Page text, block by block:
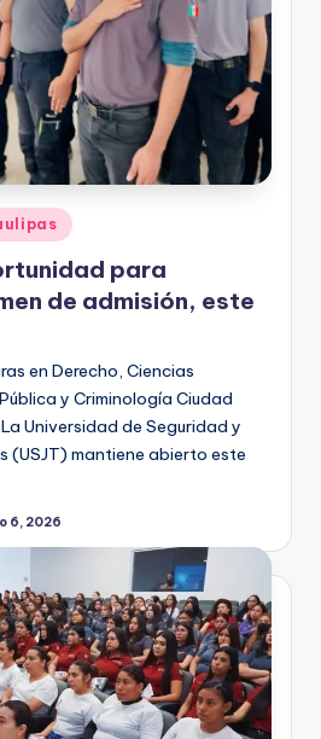
para
de admisión, este
en Derecho, Ciencias
y Criminología Ciudad
Universidad de Seguridad y
(USJT) mantiene abierto este
6, 2026